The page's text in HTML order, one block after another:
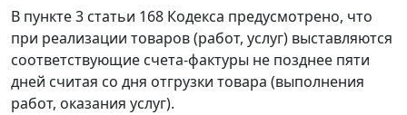
В пункте 3 статьи 168 Кодекса предусмотрено, что
при реализации товаров (работ, услуг) выставляются
соответствующие счета-фактуры не позднее пяти
дней считая со дня отгрузки товара (выполнения
работ, оказания услуг).